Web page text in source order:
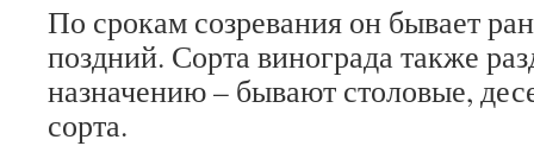
По срокам созревания он бывает
поздний. Сорта винограда также
назначению – бывают столовые,
сорта.